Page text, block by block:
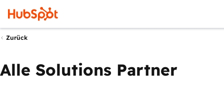
Zurück
Alle Solutions Partner